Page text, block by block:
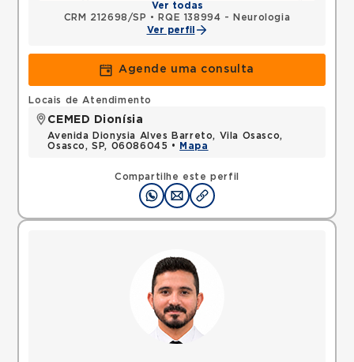
Ver todas
CRM 212698/SP •
RQE 138994 - Neurologia
Ver perfil
Agende uma consulta
Compartilhe este perfil
Locais de Atendimento
CEMED Dionísia
Avenida Dionysia Alves Barreto, Vila Osasco,
Osasco, SP, 06086045 •
Mapa